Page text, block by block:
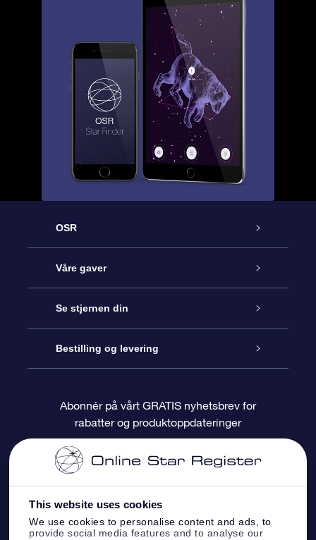
This website uses cookies
We use cookies to personalise content and ads, to
provide social media features and to analyse our
OSR
Kundeservice
Kontakt oss
Bloggen
Anmeldelser
Våre gaver
Online Stjernegave
OSR Gavepakke
OSR-gavekortet
Bedriftsgaver
Se stjernen din
Star Register
Pesontilpasset stjerneside
One Million Stars
OSR Starsaver
Bestilling og levering
Betalingsinformasjon
Fraktinformasjon
Returpolicy
Abonnér på vårt GRATIS nyhetsbrev for
rabatter og produktoppdateringer